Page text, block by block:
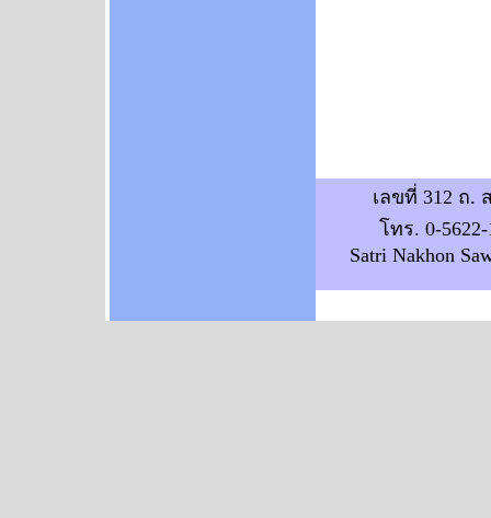
เลขที่ 312 ถ.
โทร. 0-
Satri Nakhon